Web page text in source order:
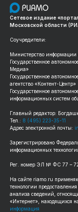
Сетевое издание
Московской области
Соучредители:
Министерство
Государственное
Медиа»
Государственное
агентство «Контент-Центр»
Государственное
информационных систем
Главный редактор:
Тел.: 8 (495) 223-35-11
Адрес электронной почты:
Зарегистрировано
информационных
Рег. номер ЭЛ № ФС 77 –
На сайте riamo.ru
технологии
анализа сведений,
«Интернет», находящихся
информация